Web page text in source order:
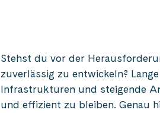
Stehst du vor der
zuverlässig zu entwickeln?
Infrastrukturen und steigende
und effizient zu bleiben. Genau